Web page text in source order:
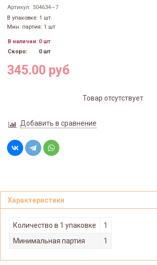
Артикул: 504634—7
В упаковке: 1 шт.
Мин. партия: 1 шт
В наличии: 0 шт
Скоро:
0 шт
345.00 руб
Товар отсутствует
Добавить в сравнение
Характеристики
Количество в 1 упаковке
1
Минимальная партия
1